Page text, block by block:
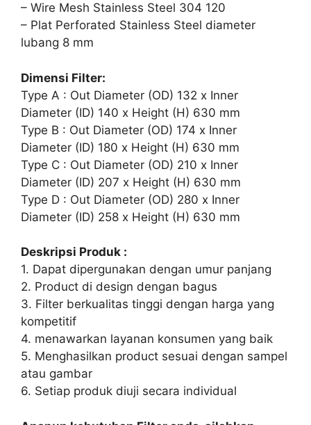
– Wire Mesh Stainless Steel 304 120
– Plat Perforated Stainless Steel diameter
lubang 8 mm
Dimensi Filter:
Type A : Out Diameter (OD) 132 x Inner
Diameter (ID) 140 x Height (H) 630 mm
Type B : Out Diameter (OD) 174 x Inner
Diameter (ID) 180 x Height (H) 630 mm
Type C : Out Diameter (OD) 210 x Inner
Diameter (ID) 207 x Height (H) 630 mm
Type D : Out Diameter (OD) 280 x Inner
Diameter (ID) 258 x Height (H) 630 mm
Deskripsi Produk :
1. Dapat dipergunakan dengan umur panjang
2. Product di design dengan bagus
3. Filter berkualitas tinggi dengan harga yang
kompetitif
4. menawarkan layanan konsumen yang baik
5. Menghasilkan product sesuai dengan sampel
atau gambar
6. Setiap produk diuji secara individual